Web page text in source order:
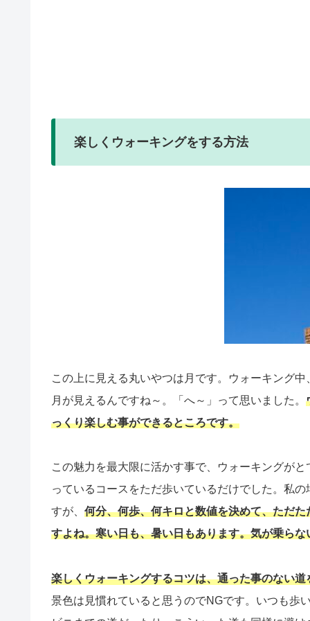
楽しくウォーキングをする方法
この上に見える丸いやつは月です。ウォーキング
月が見えるんですね～。「へ～」って思いました。
っくり楽しむ事ができるところです。
この魅力を最大限に活かす事で、ウォーキングが
っているコースをただ歩いているだけでした。私
すが、 何分、何歩、何キロと数値を決めて、ただ
すよね。寒い日も、暑い日もあります。気が乗ら
楽しくウォーキングするコツは、通った事のない道
景色は 見慣れていると思うのでNGです。いつも歩